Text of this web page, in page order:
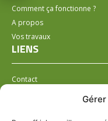
Comment ça fonctionne ?
A propos
Vos travaux
LIENS
Contact